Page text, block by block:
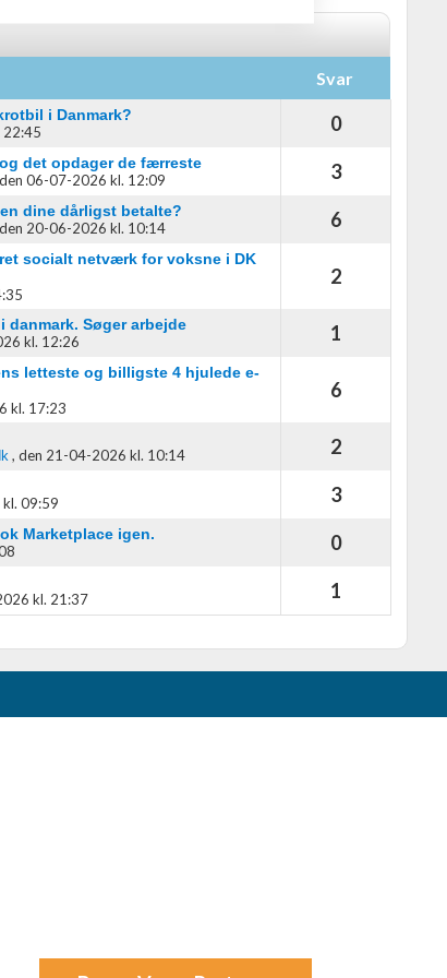
Svar
i Danmark? 0
det opdager de færreste
den 06-07-2026 kl. 12:09 3
dine dårligst betalte?
den 20-06-2026 kl. 10:14 6
socialt netværk for voksne i DK
2
danmark. Søger arbejde
kl. 12:26 1
letteste og billigste 4 hjulede e-
kl. 17:23
6
, den 21-04-2026 kl. 10:14 2
09:59 3
Marketplace igen. 0
kl. 21:37 1
fra forskellige